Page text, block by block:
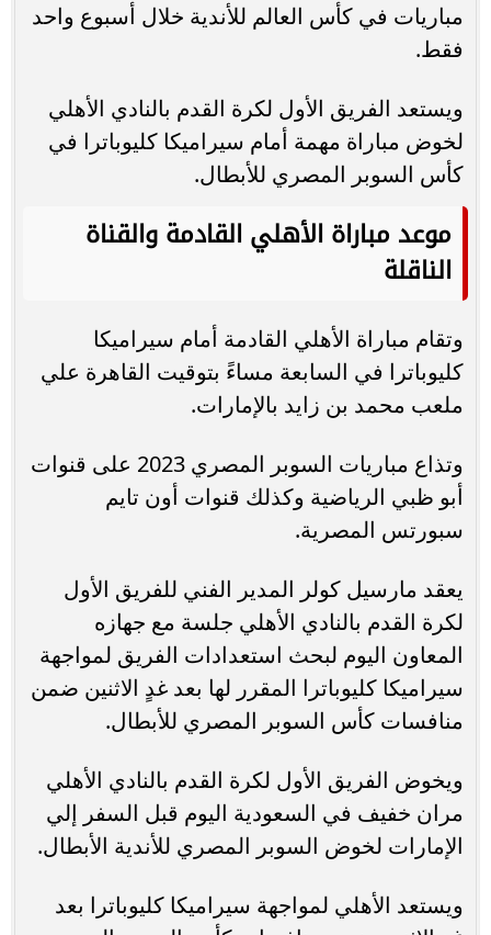
مباريات في كأس العالم للأندية خلال أسبوع واحد
فقط.
ويستعد الفريق الأول لكرة القدم بالنادي الأهلي
لخوض مباراة مهمة أمام سيراميكا كليوباترا في
كأس السوبر المصري للأبطال.
موعد مباراة الأهلي القادمة والقناة
الناقلة
وتقام مباراة الأهلي القادمة أمام سيراميكا
كليوباترا في السابعة مساءً بتوقيت القاهرة علي
ملعب محمد بن زايد بالإمارات.
وتذاع مباريات السوبر المصري 2023 على قنوات
أبو ظبي الرياضية وكذلك قنوات أون تايم
سبورتس المصرية.
يعقد مارسيل كولر المدير الفني للفريق الأول
لكرة القدم بالنادي الأهلي جلسة مع جهازه
المعاون اليوم لبحث استعدادات الفريق لمواجهة
سيراميكا كليوباترا المقرر لها بعد غدٍ الاثنين ضمن
منافسات كأس السوبر المصري للأبطال.
ويخوض الفريق الأول لكرة القدم بالنادي الأهلي
مران خفيف في السعودية اليوم قبل السفر إلي
الإمارات لخوض السوبر المصري للأندية الأبطال.
ويستعد الأهلي لمواجهة سيراميكا كليوباترا بعد